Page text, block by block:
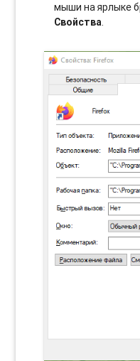
мыши на ярлыке
Свойства.